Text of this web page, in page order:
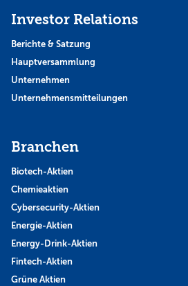
Investor Relations
Berichte & Satzung
Hauptversammlung
Unternehmen
Unternehmensmitteilungen
Branchen
Biotech-Aktien
Chemieaktien
Cybersecurity-Aktien
Energie-Aktien
Energy-Drink-Aktien
Fintech-Aktien
Grüne Aktien